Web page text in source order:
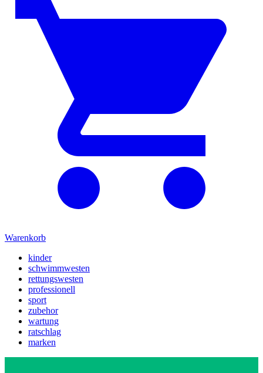
Warenkorb
kinder
schwimmwesten
rettungswesten
professionell
sport
zubehor
wartung
ratschlag
marken